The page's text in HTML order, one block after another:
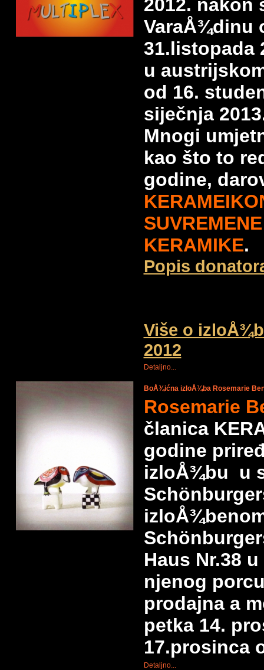
2012. nakon
VaraÅ¾dinu
31.listopada
u
od 16.
siječnja
Mnogi
kao što to
godine,
KERAMIKE.
Popis
Više o
2012
Detaljno...
BoÅ¾ićna izloÅ¾ba Rosemarie
Rosemarie
članica
godine
izloÅ¾bu u
Haus Nr.38
njenog
prodajna a
petka 14.
17.prosinca
Detaljno...